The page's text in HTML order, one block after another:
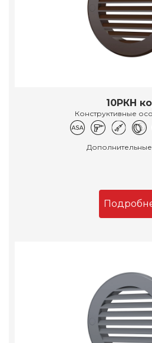
10РКН
Конструктивные